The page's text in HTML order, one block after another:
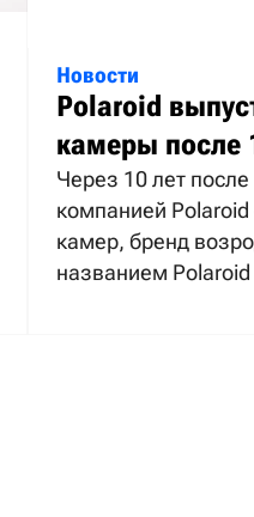
Новости
Polaroid
камеры после
Через 10 лет
компанией
камер, бренд
названием